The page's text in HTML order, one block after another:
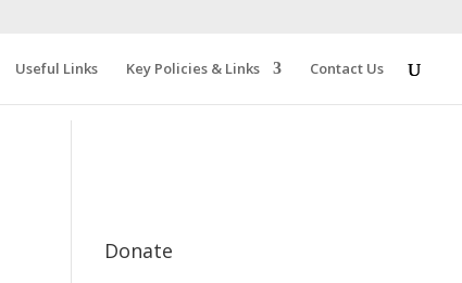
Useful Links Key Policies & Links Contact Us
Donate